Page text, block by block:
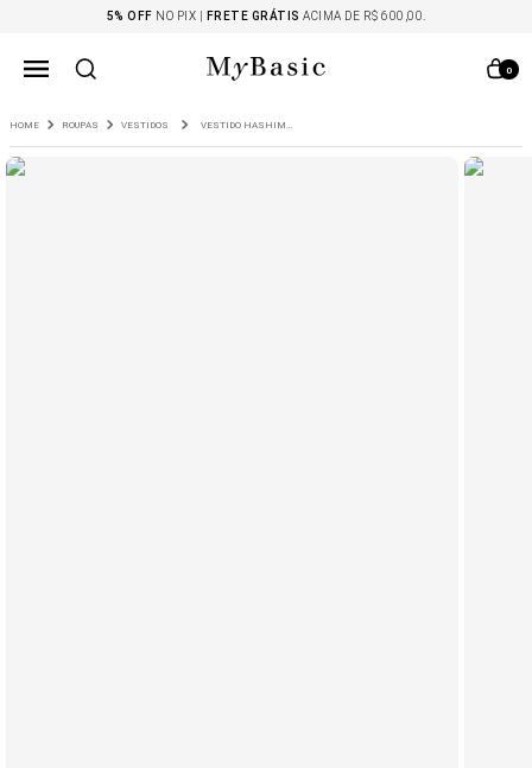
5% OFF NO PIX | FRETE GRÁTIS ACIMA DE R$ 600,00.
0
ROUPAS VESTIDOS VESTIDO HASHIMA LONGO SEM MANGAS OFF WHITE